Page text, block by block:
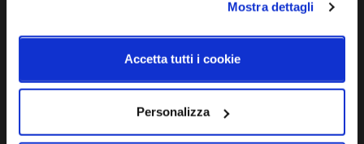
Mostra dettagli
Accetta tutti i cookie
Personalizza
Ti servono maggiori informazioni?
Contattaci via Chat, via telefono allo + 39 039 9909099 oppure
compila il modulo
EMAIL WHATSAPP